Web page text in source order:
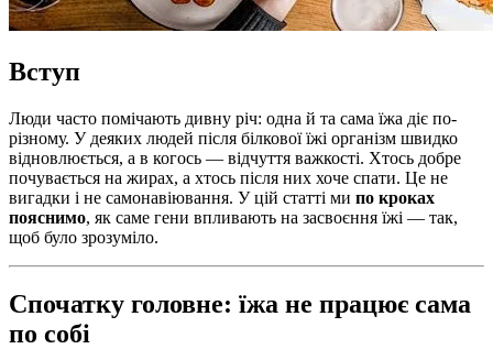
Вступ
Люди часто помічають дивну річ: одна й та сама їжа діє по-
різному. У деяких людей після білкової їжі організм швидко
відновлюється, а в когось — відчуття важкості. Хтось добре
почувається на жирах, а хтось після них хоче спати. Це не
вигадки і не самонавіювання. У цій статті ми по кроках
пояснимо, як саме гени впливають на засвоєння їжі — так,
щоб було зрозуміло.
Спочатку головне: їжа не працює сама
по собі